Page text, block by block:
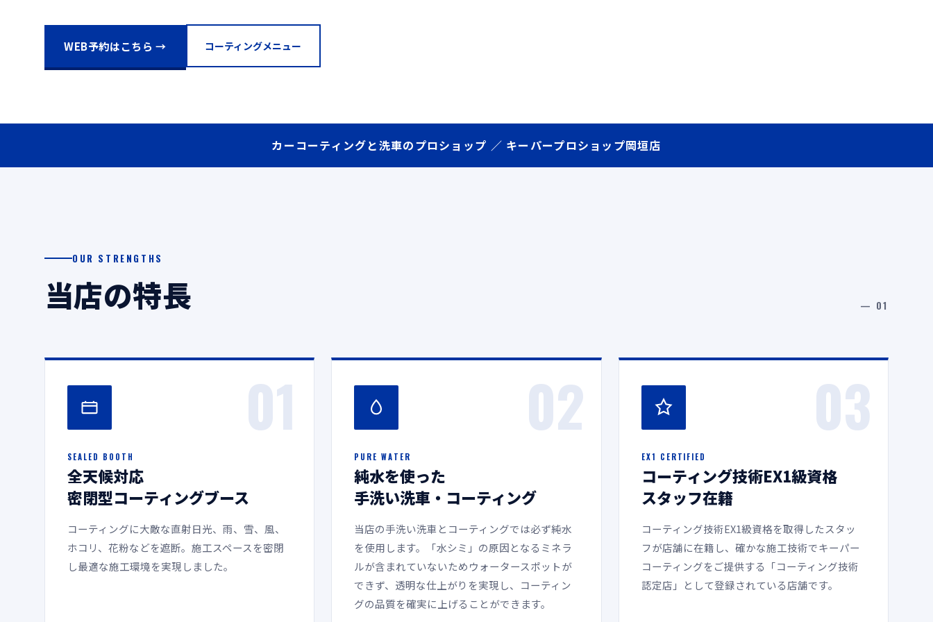
WEB予約はこちら → コーティングメニュー
カーコーティングと洗車のプロショップ ／ キーパープロショップ岡垣店
OUR STRENGTHS
当店の特長 — 01
01
SEALED BOOTH
全天候対応
密閉型コーティングブース
コーティングに大敵な直射日光、雨、雪、風、
ホコリ、花粉などを遮断。施工スペースを密閉
し最適な施工環境を実現しました。
02
PURE WATER
純水を使った
手洗い洗車・コーティング
当店の手洗い洗車とコーティングでは必ず純水
を使用します。「水シミ」の原因となるミネラ
ルが含まれていないためウォータースポットが
できず、透明な仕上がりを実現し、コーティン
グの品質を確実に上げることができます。
03
EX1 CERTIFIED
コーティング技術EX1級資格
スタッフ在籍
コーティング技術EX1級資格を取得したスタッ
フが店舗に在籍し、確かな施工技術でキーパー
コーティングをご提供する「コーティング技術
認定店」として登録されている店舗です。